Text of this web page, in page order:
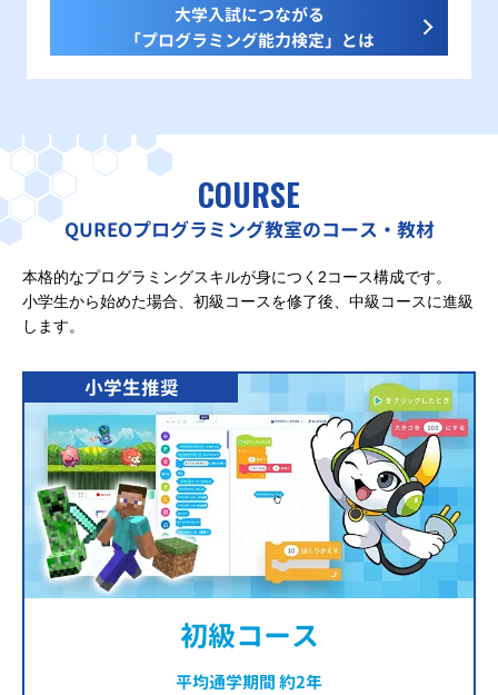
大学入試につながる
「プログラミング能力検定」とは
COURSE
QUREOプログラミング教室のコース・教材
本格的なプログラミングスキルが身につく2コース構成です。
小学生から始めた場合、初級コースを修了後、中級コースに進級
します。
小学生推奨
初級コース
平均通学期間 約2年